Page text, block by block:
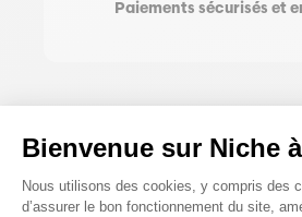
Bienvenue sur Niche
Plateforme de
Nous utilisons des cookies, y compris des
d’assurer le bon fonctionnement du site,
Paiements sécurisés et